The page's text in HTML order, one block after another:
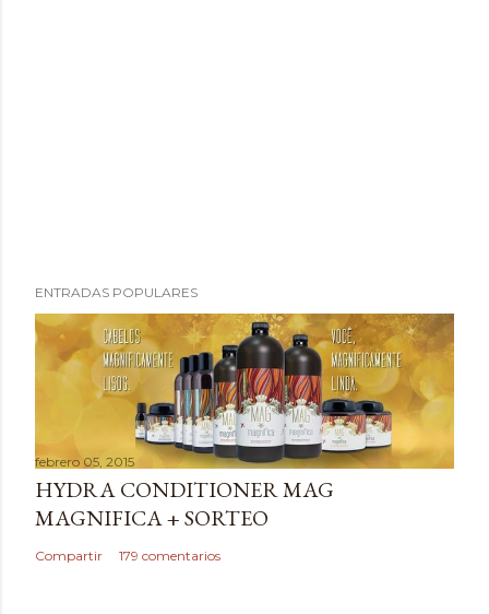
u
b
a
r
u
n
c
ENTRADAS POPULARES
febrero 05, 2015
HYDRA CONDITIONER MAG
MAGNIFICA + SORTEO
Compartir 179 comentarios